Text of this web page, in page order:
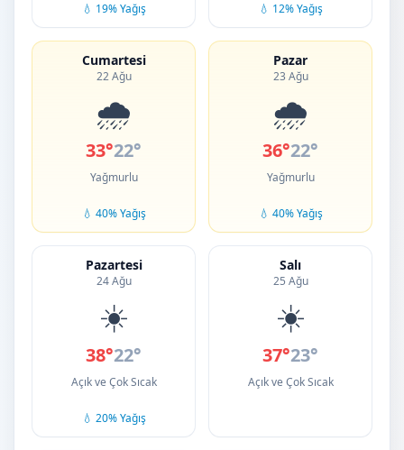
💧 19% Yağış 💧 12% Yağış
Cumartesi
22 Ağu
🌧️
33°22°
Yağmurlu
💧 40% Yağış
Pazar
23 Ağu
🌧️
36°22°
Yağmurlu
💧 40% Yağış
Pazartesi
24 Ağu
☀️
38°22°
Açık ve Çok Sıcak
💧 20% Yağış
Salı
25 Ağu
☀️
37°23°
Açık ve Çok Sıcak